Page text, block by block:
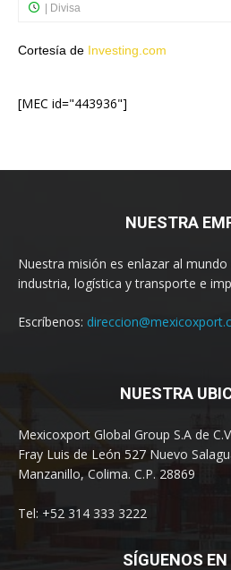
Cortesía de Investing.com
[MEC id="443936"]
NUESTRA
Nuestra misión es enlazar al
industria, logística y transporte e
Escríbenos:
NUESTRA
Mexicoxport Global Group S.A de C.V
Fray Luis de León 527 Nuevo
Manzanillo, Colima. C.P. 28869
Tel: +52 314 333 3222
SÍGUENOS EN